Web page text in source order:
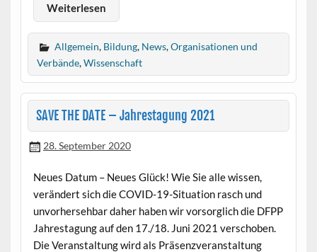
Weiterlesen
Allgemein, Bildung, News,Organisationen und
Verbände,Wissenschaft
SAVE THE DATE – Jahrestagung 2021
28. September 2020
Neues Datum – Neues Glück! Wie Sie alle wissen,
verändert sich die COVID-19-Situation rasch und
unvorhersehbar daher haben wir vorsorglich die DFPP
Jahrestagung auf den 17./18. Juni 2021 verschoben.
Die Veranstaltung wird als Präsenzveranstaltung